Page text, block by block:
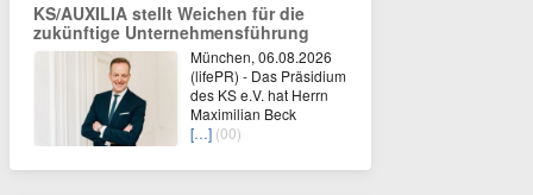
KS/AUXILIA stellt Weichen für die
zukünftige Unternehmensführung
München, 06.08.2026
(lifePR) - Das Präsidium
des KS e.V. hat Herrn
Maximilian Beck
[…] (00)